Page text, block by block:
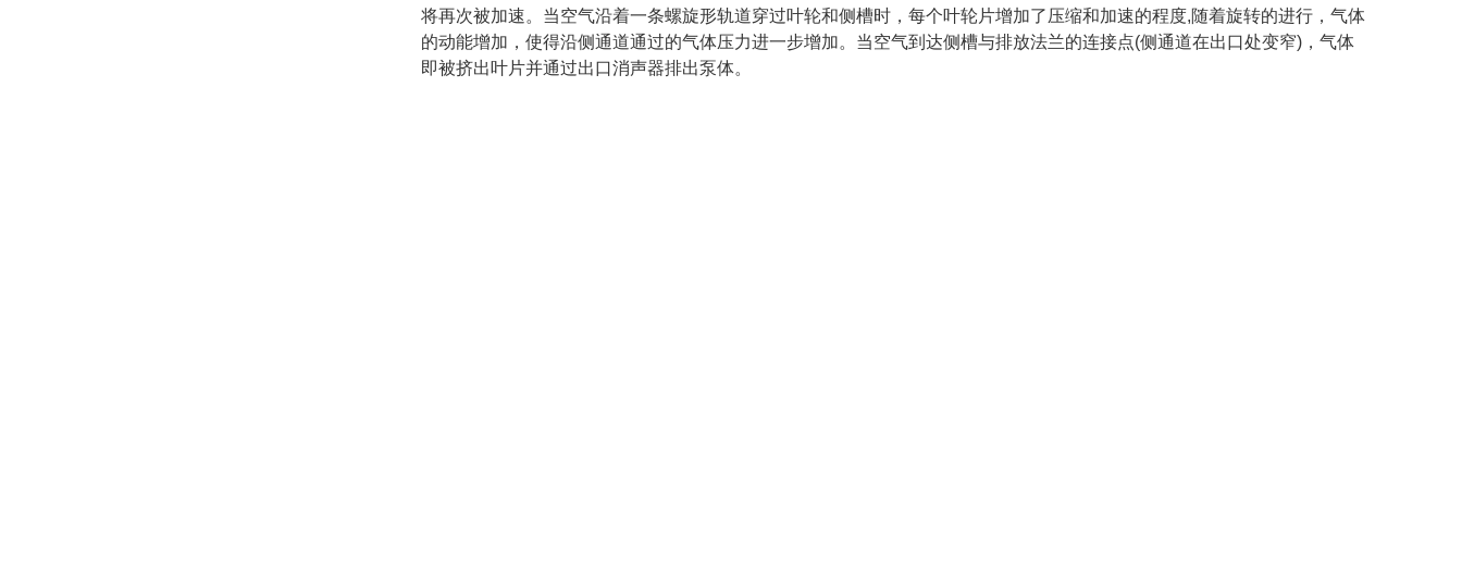
将再次被加速。当空气沿着一条螺旋形轨道穿过叶轮和侧槽时，每个叶轮片增加了压缩和加速的程度,随着旋转的进行，气体
的动能增加，使得沿侧通道通过的气体压力进一步增加。当空气到达侧槽与排放法兰的连接点(侧通道在出口处变窄)，气体
即被挤出叶片并通过出口消声器排出泵体。